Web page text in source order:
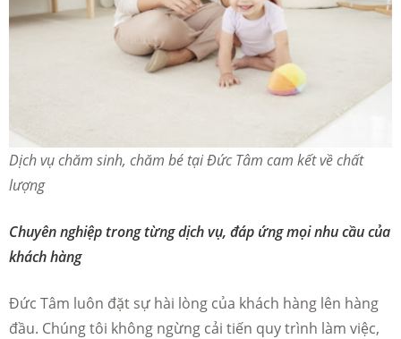
Dịch vụ chăm sinh, chăm bé tại Đức Tâm cam kết về chất
lượng
Chuyên nghiệp trong từng dịch vụ, đáp ứng mọi nhu cầu của
khách hàng
Đức Tâm luôn đặt sự hài lòng của khách hàng lên hàng
đầu. Chúng tôi không ngừng cải tiến quy trình làm việc,